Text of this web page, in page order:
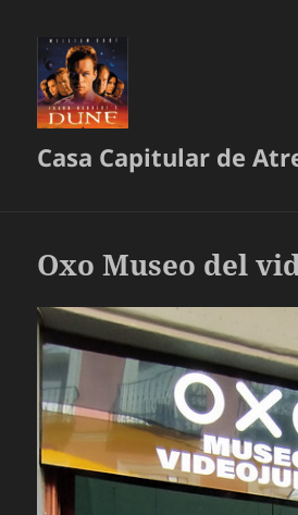
Casa Capitular de
Oxo Museo del